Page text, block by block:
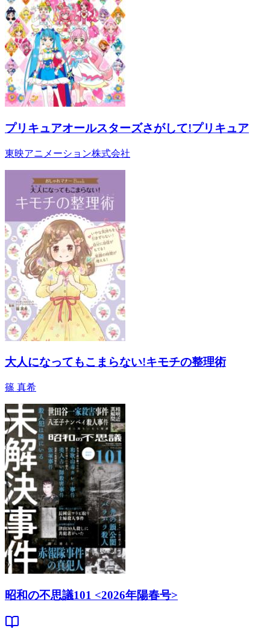
プリキュアオールスターズさがして!プリキュア
東映アニメーション株式会社
大人になってもこまらない!キモチの整理術
篠 真希
昭和の不思議101 <2026年陽春号>